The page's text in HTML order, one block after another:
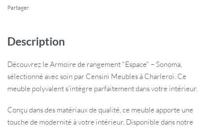
Partager
Description
Découvrez le Armoire de rangement "Espace" – Sonoma,
sélectionné avec soin par Censini Meubles à Charleroi. Ce
meuble polyvalent s’intègre parfaitement dans votre intérieur.
Conçu dans des matériaux de qualité, ce meuble apporte une
touche de modernité à votre intérieur. Disponible dans notre